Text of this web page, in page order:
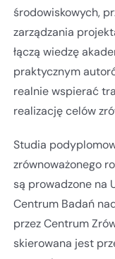
środowiskowych,
zarządzania
łączą wiedzę
praktycznym
realnie wspierać
realizację celów
Studia
zrównoważonego
są prowadzone na
Centrum Badań
przez Centrum
skierowana jest